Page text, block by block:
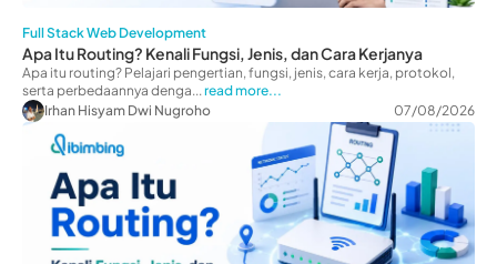
Full Stack Web Development
Apa Itu Routing? Kenali Fungsi, Jenis, dan Cara Kerjanya
Apa itu routing? Pelajari pengertian, fungsi, jenis, cara kerja, protokol,
serta perbedaannya denga...read more...
Irhan Hisyam Dwi Nugroho
07/08/2026